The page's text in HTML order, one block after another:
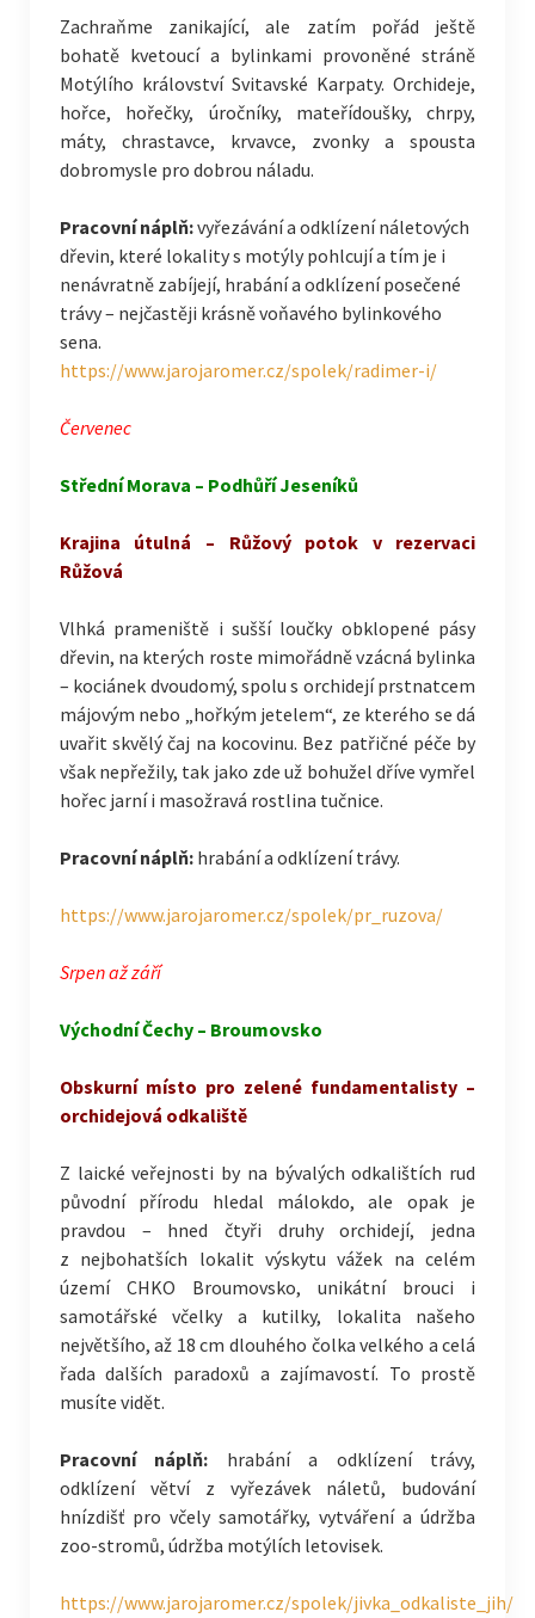
Zachraňme zanikající, ale zatím pořád ještě
bohatě kvetoucí a bylinkami provoněné stráně
Motýlího království Svitavské Karpaty. Orchideje,
hořce, hořečky, úročníky, mateřídoušky, chrpy,
máty, chrastavce, krvavce, zvonky a spousta
dobromysle pro dobrou náladu.
Pracovní náplň:vyřezávání a odklízení náletových
dřevin, které lokality s motýly pohlcují a tím je i
nenávratně zabíjejí, hrabání a odklízení posečené
trávy – nejčastěji krásně voňavého bylinkového
sena.
https://www.jarojaromer.cz/spolek/radimer-i/
Červenec
Střední Morava – Podhůří Jeseníků
Krajina útulná – Růžový potok v rezervaci
Růžová
Vlhká prameniště i sušší loučky obklopené pásy
dřevin, na kterých roste mimořádně vzácná bylinka
– kociánek dvoudomý, spolu s orchidejí prstnatcem
májovým nebo „hořkým jetelem“, ze kterého se dá
uvařit skvělý čaj na kocovinu. Bez patřičné péče by
však nepřežily, tak jako zde už bohužel dříve vymřel
hořec jarní i masožravá rostlina tučnice.
Pracovní náplň:hrabání a odklízení trávy.
https://www.jarojaromer.cz/spolek/pr_ruzova/
Srpen až září
Východní Čechy – Broumovsko
Obskurní místo pro zelené fundamentalisty –
orchidejová odkaliště
Z laické veřejnosti by na bývalých odkalištích rud
původní přírodu hledal málokdo, ale opak je
pravdou – hned čtyři druhy orchidejí, jedna
z nejbohatších lokalit výskytu vážek na celém
území CHKO Broumovsko, unikátní brouci i
samotářské včelky a kutilky, lokalita našeho
největšího, až 18 cm dlouhého čolka velkého a celá
řada dalších paradoxů a zajímavostí. To prostě
musíte vidět.
Pracovní náplň: hrabání a odklízení trávy,
odklízení větví z vyřezávek náletů, budování
hnízdišť pro včely samotářky, vytváření a údržba
zoo-stromů, údržba motýlích letovisek.
https://www.jarojaromer.cz/spolek/jivka_odkaliste_jih/